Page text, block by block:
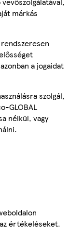
márkás
a jogaidat
szolgál,
GLOBAL
nélkül, vagy
értékeléseket.